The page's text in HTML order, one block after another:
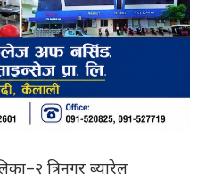
त्रिनगर ब्यारेल